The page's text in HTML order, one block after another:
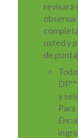
revisará
usted y
de
DP™
y